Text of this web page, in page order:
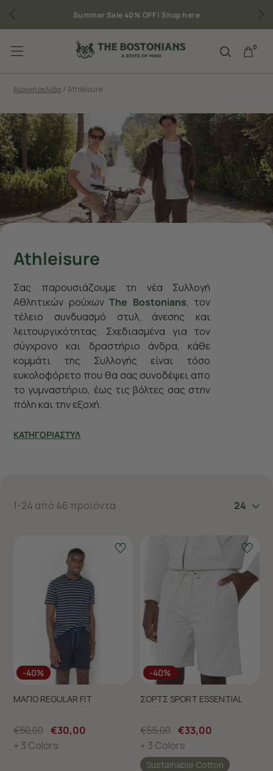
Δωρεάν μεταφορικά για παραγγελίες άνω των 50€
0
Athleisure
Σας παρουσιάζουμε τη νέα Συλλογή
Αθλητικών ρούχωνThe Bostonians, τον
τέλειο συνδυασμό στυλ, άνεσης και
λειτουργικότητας. Σχεδιασμένα για τον
σύγχρονο και δραστήριο άνδρα, κάθε
κομμάτι της Συλλογής είναι τόσο
ευκολοφόρετο που θα σας συνοδέψει απο
το γυμναστήριο, έως τις βόλτες σας στην
πόλη και την εξοχή.
ΚΑΤΗΓΟΡΙΑΣΤΥΛ
Αρχική σελίδα / Athleisure
1-24 από 46 προϊόντα 24
-40%
ΜΑΓΙΟ REGULAR FIT
€50,00 €30,00
+ 3 Colors
-40%
ΣΟΡΤΣ SPORT ESSENTIAL
€55,00 €33,00
+ 3 Colors
Sustainable Cotton